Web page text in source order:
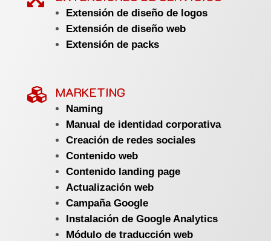
Extensión de diseño de logos
Extensión de diseño web
Extensión de packs
 MARKETING
Naming
Manual de identidad corporativa
Creación de redes sociales
Contenido web
Contenido landing page
Actualización web
Campaña Google
Instalación de Google Analytics
Módulo de traducción web